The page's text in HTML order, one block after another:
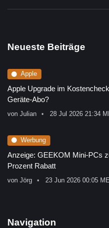
Neueste Beiträge
Apple
Apple Upgrade im
Geräte-Abo?
von Julian 28 Jul 2026 21:34
Werbung
Anzeige: GEEKOM Mini-PCs
Prozent Rabatt
von Jörg 23 Jun 2026 00:05
Navigation